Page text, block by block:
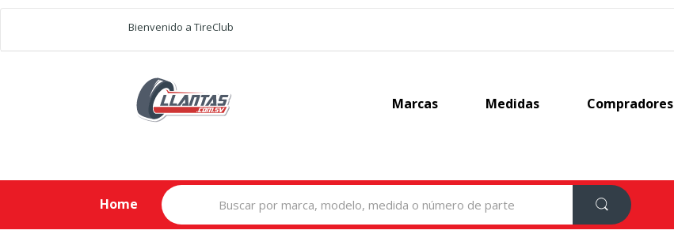
Bienvenido a TireClub
Marcas Medidas Compradores
Home
Search
for: